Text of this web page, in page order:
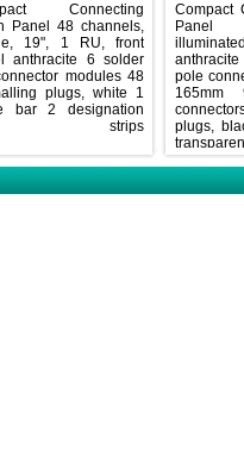
pole
Compact Connecting
Patch Panel 48 channels,
3-pole, 19", 1 RU, front
panel anthracite 6 solder
lug connector modules 48
normalling plugs, white 1
cable bar 2 designation
strips